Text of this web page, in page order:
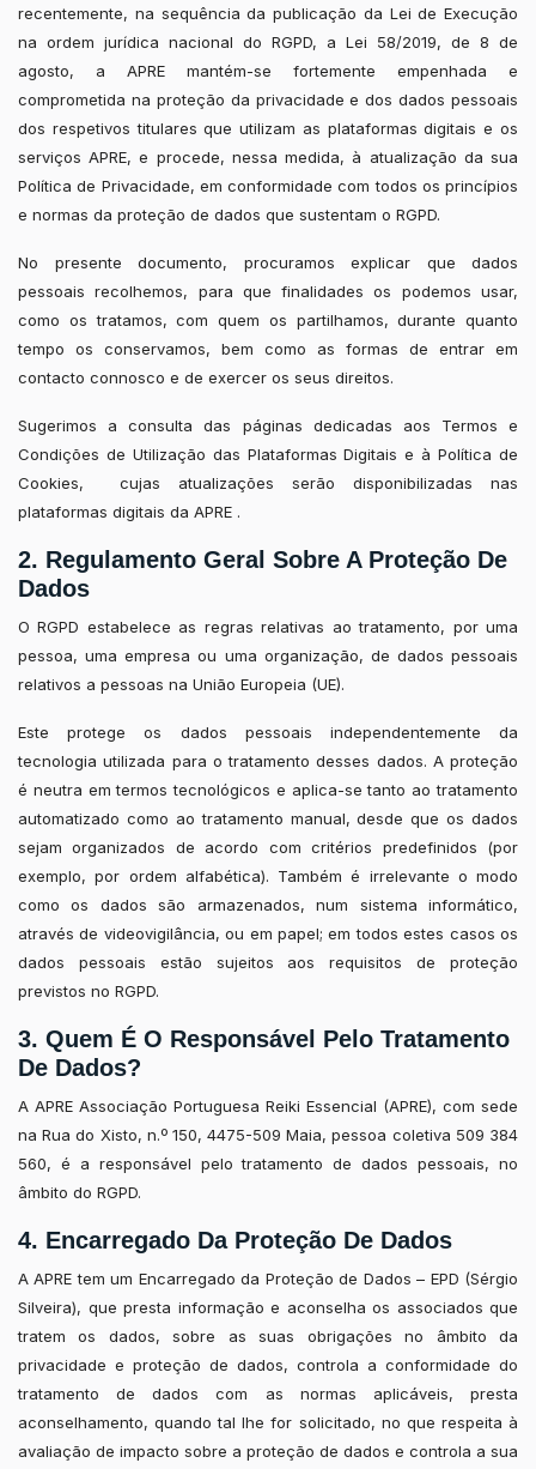
recentemente, na sequência da publicação da Lei de Execução
na ordem jurídica nacional do RGPD, a Lei 58/2019, de 8 de
agosto, a APRE mantém-se fortemente empenhada e
comprometida na proteção da privacidade e dos dados pessoais
dos respetivos titulares que utilizam as plataformas digitais e os
serviços APRE, e procede, nessa medida, à atualização da sua
Política de Privacidade, em conformidade com todos os princípios
e normas da proteção de dados que sustentam o RGPD.
No presente documento, procuramos explicar que dados
pessoais recolhemos, para que finalidades os podemos usar,
como os tratamos, com quem os partilhamos, durante quanto
tempo os conservamos, bem como as formas de entrar em
contacto connosco e de exercer os seus direitos.
Sugerimos a consulta das páginas dedicadas aos Termos e
Condições de Utilização das Plataformas Digitais e à Política de
Cookies, cujas atualizações serão disponibilizadas nas
plataformas digitais da APRE .
2. Regulamento Geral Sobre A Proteção De
Dados
O RGPD estabelece as regras relativas ao tratamento, por uma
pessoa, uma empresa ou uma organização, de dados pessoais
relativos a pessoas na União Europeia (UE).
Este protege os dados pessoais independentemente da
tecnologia utilizada para o tratamento desses dados. A proteção
é neutra em termos tecnológicos e aplica-se tanto ao tratamento
automatizado como ao tratamento manual, desde que os dados
sejam organizados de acordo com critérios predefinidos (por
exemplo, por ordem alfabética). Também é irrelevante o modo
como os dados são armazenados, num sistema informático,
através de videovigilância, ou em papel; em todos estes casos os
dados pessoais estão sujeitos aos requisitos de proteção
previstos no RGPD.
3. Quem É O Responsável Pelo Tratamento
De Dados?
A APRE Associação Portuguesa Reiki Essencial (APRE), com sede
na Rua do Xisto, n.º 150, 4475-509 Maia, pessoa coletiva 509 384
560, é a responsável pelo tratamento de dados pessoais, no
âmbito do RGPD.
4. Encarregado Da Proteção De Dados
A APRE tem um Encarregado da Proteção de Dados – EPD (Sérgio
Silveira), que presta informação e aconselha os associados que
tratem os dados, sobre as suas obrigações no âmbito da
privacidade e proteção de dados, controla a conformidade do
tratamento de dados com as normas aplicáveis, presta
aconselhamento, quando tal lhe for solicitado, no que respeita à
avaliação de impacto sobre a proteção de dados e controla a sua